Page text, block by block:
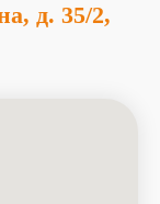
д. 35/2,